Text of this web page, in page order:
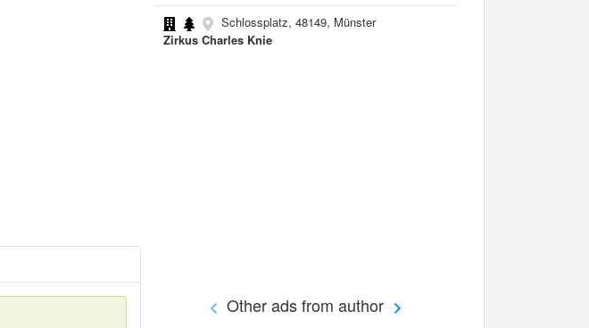
Schlossplatz, 48149, Münster
Zirkus Charles Knie
Other ads from author